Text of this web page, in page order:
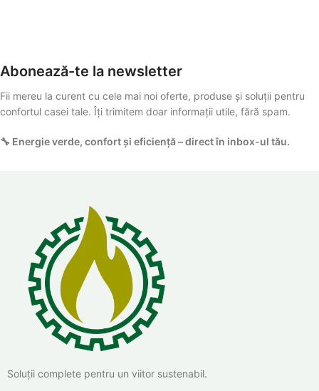
Abonează-te la newsletter
Fii mereu la curent cu cele mai noi oferte, produse și soluții pentru
confortul casei tale. Îți trimitem doar informații utile, fără spam.
🔧 Energie verde, confort și eficiență – direct în inbox-ul tău.
Soluții complete pentru un viitor sustenabil.